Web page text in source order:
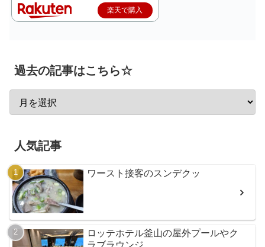
楽天で購入
過去の記事はこちら☆
人気記事
ワースト接客のスンデクッ
ロッテホテル釜山の屋外プールやク